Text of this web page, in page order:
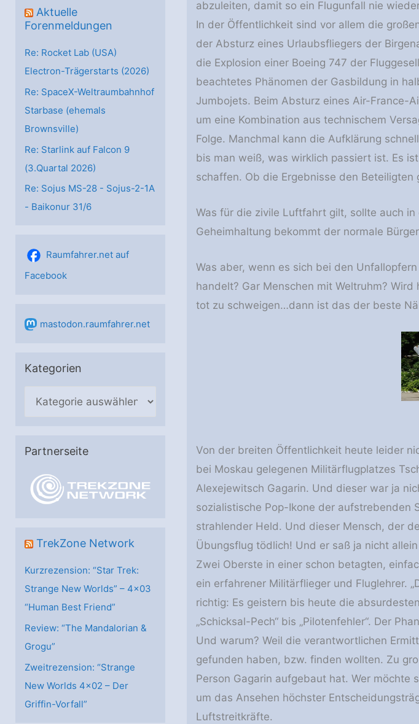
Aktuelle
Forenmeldungen
Re: Rocket Lab (USA)
Electron-Trägerstarts (2026)
Re: SpaceX-Weltraumbahnhof
Starbase (ehemals
Brownsville)
Re: Starlink auf Falcon 9
(3.Quartal 2026)
Re: Sojus MS-28 - Sojus-2-1А
- Baikonur 31/6
Raumfahrer.net auf
Facebook
mastodon.raumfahrer.net
Kategorien
e
e
Partnerseite
TrekZone Network
Kurzrezension: “Star Trek:
Strange New Worlds” – 4×03
“Human Best Friend”
Review: “The Mandalorian &
Grogu”
Zweitrezension: “Strange
New Worlds 4×02 – Der
Griffin-Vorfall”
abzuleiten, damit so ein Flugunfall nie
In der Öffentlichkeit sind vor allem die
der Absturz eines Urlaubsfliegers der
die Explosion einer Boeing 747 der
beachtetes Phänomen der Gasbildung in
Jumbojets. Beim Absturz eines Air-France-
um eine Kombination aus technischem
Folge. Manchmal kann die Aufklärung
bis man weiß, was wirklich passiert ist. Es
schaffen. Ob die Ergebnisse den Beteiligten
Was für die zivile Luftfahrt gilt, sollte auch
Geheimhaltung bekommt der normale
Was aber, wenn es sich bei den
handelt? Gar Menschen mit Weltruhm?
tot zu schweigen…dann ist das der beste
Von der breiten Öffentlichkeit heute leider
bei Moskau gelegenen Militärflugplatzes
Alexejewitsch Gagarin. Und dieser war ja
sozialistische Pop-Ikone der aufstrebenden
strahlender Held. Und dieser Mensch, der
Übungsflug tödlich! Und er saß ja nicht
Zwei Oberste in einer schon betagten,
ein erfahrener Militärflieger und Fluglehrer.
richtig: Es geistern bis heute die
„Schicksal-Pech“ bis „Pilotenfehler“. Der
Und warum? Weil die verantwortlichen
gefunden haben, bzw. finden wollten. Zu
Person Gagarin aufgebaut hat. Wer möchte
um das Ansehen höchster
Luftstreitkräfte.